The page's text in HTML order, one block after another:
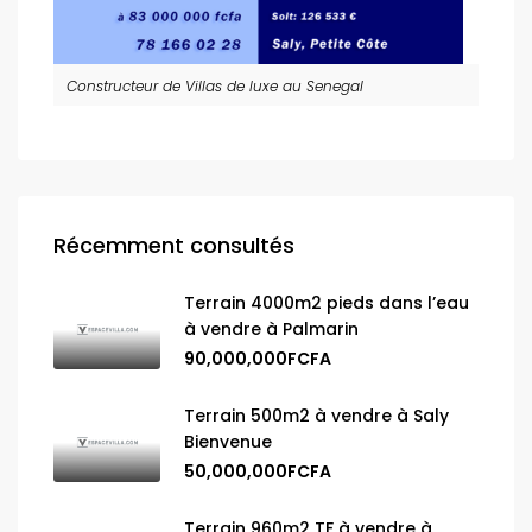
Constructeur de Villas de luxe au Senegal
Récemment consultés
Terrain 4000m2 pieds dans l’eau
à vendre à Palmarin
90,000,000FCFA
Terrain 500m2 à vendre à Saly
Bienvenue
50,000,000FCFA